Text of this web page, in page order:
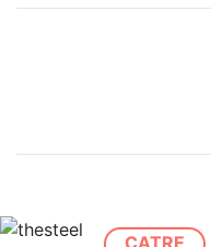
CATRE